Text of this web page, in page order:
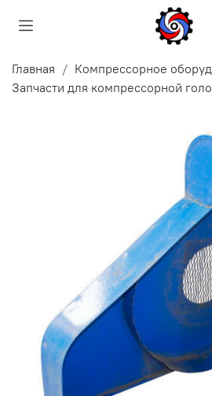
Главная Компрессорное
Запчасти для компрессорной